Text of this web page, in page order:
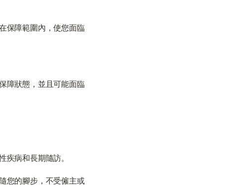
保障範圍內，使您面臨
障狀態，並且可能面臨
疾病和長期隨訪。
您的腳步，不受僱主或